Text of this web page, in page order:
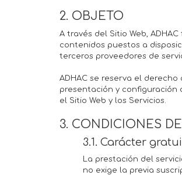
2. OBJETO
A través del Sitio Web,
contenidos puestos a
terceros proveedores de
ADHAC se reserva el
presentación y configuración
el Sitio Web y los Servicios.
3. CONDICIONES
3.1. Carácter
La prestación del
no exige la previa